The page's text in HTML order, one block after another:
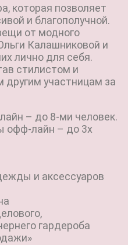
которая позволяет
и благополучной.
от модного
Калашниковой и
лично для себя.
стилистом и
участницам за
– до 8-ми человек.
офф-лайн – до 3х
и аксессуаров
гардероба